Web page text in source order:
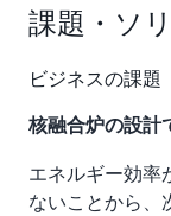
課題・ソ
ビジネスの課題
核融合炉の設計
エネルギー効率
ないことから、